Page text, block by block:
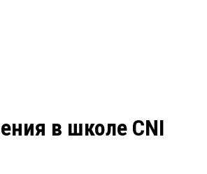
в школе CNI